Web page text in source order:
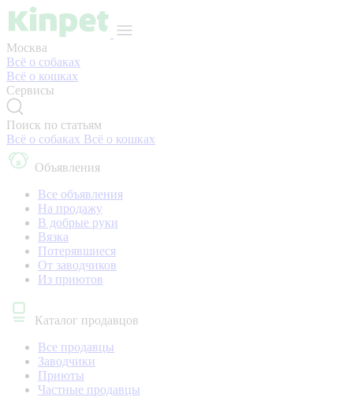
Москва
Всё о собаках
Всё о кошках
Сервисы
Поиск по статьям
Всё о собаках Всё о кошках
Объявления
Все объявления
На продажу
В добрые руки
Вязка
Потерявшиеся
От заводчиков
Из приютов
Каталог продавцов
Все продавцы
Заводчики
Приюты
Частные продавцы